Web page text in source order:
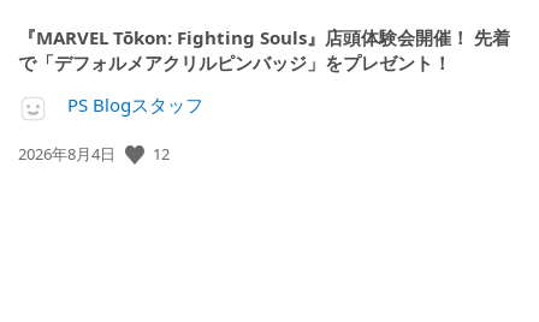
『MARVEL Tōkon: Fighting Souls』店頭体験会開催！ 先着
で「デフォルメアクリルピンバッジ」をプレゼント！
PS Blogスタッフ
公
2026年8月4日 12